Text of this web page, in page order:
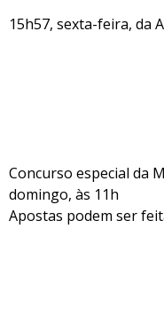
15h57, sexta-feira, da
Concurso especial da
domingo, às 11h
Apostas podem ser